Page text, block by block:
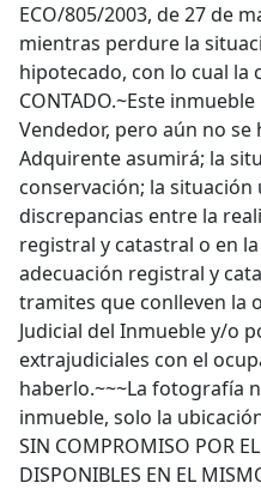
ECO/805/2003, de 27 de
mientras perdure la
hipotecado, con lo cual la
CONTADO.~Este
Vendedor, pero aún no se
Adquirente asumirá; la
conservación; la situación
discrepancias entre la
registral y catastral o en
adecuación registral y
tramites que conlleven la
Judicial del Inmueble y/o
extrajudiciales con el
haberlo.~~~La fotografía
inmueble, solo la
SIN COMPROMISO POR
DISPONIBLES EN EL